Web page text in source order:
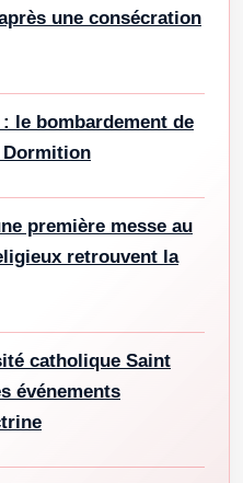
une consécration
le bombardement de
Dormition
première messe au
retrouvent la
catholique Saint
événements